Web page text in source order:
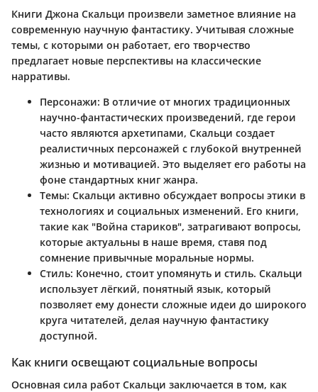
Книги Джона Скальци произвели заметное влияние на
современную научную фантастику. Учитывая сложные
темы, с которыми он работает, его творчество
предлагает новые перспективы на классические
нарративы.
Персонажи: В отличие от многих традиционных
научно-фантастических произведений, где герои
часто являются архетипами, Скальци создает
реалистичных персонажей с глубокой внутренней
жизнью и мотивацией. Это выделяет его работы на
фоне стандартных книг жанра.
Темы: Скальци активно обсуждает вопросы этики в
технологиях и социальных изменений. Его книги,
такие как "Война стариков", затрагивают вопросы,
которые актуальны в наше время, ставя под
сомнение привычные моральные нормы.
Стиль: Конечно, стоит упомянуть и стиль. Скальци
использует лёгкий, понятный язык, который
позволяет ему донести сложные идеи до широкого
круга читателей, делая научную фантастику
доступной.
Как книги освещают социальные вопросы
Основная сила работ Скальци заключается в том, как